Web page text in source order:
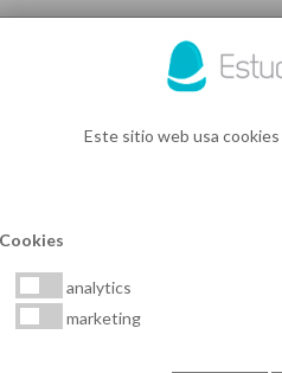
EN BARCELONA
Este sitio web usa
Cookies
analytics
marketing